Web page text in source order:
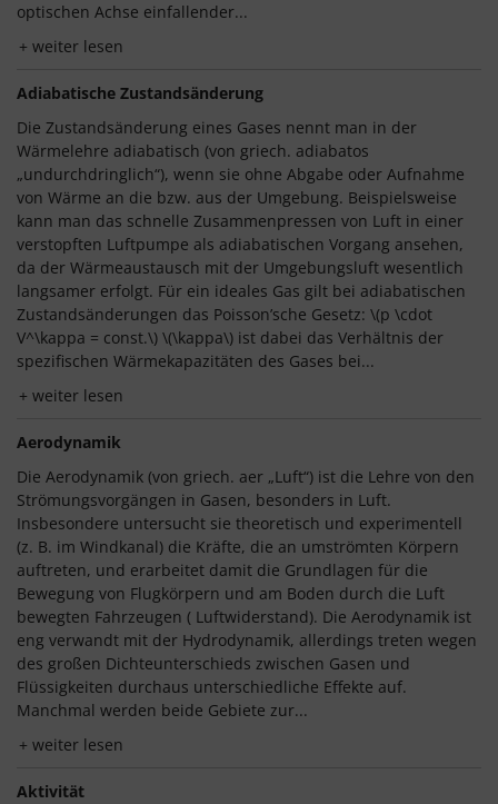
optischen Achse einfallender...
weiter lesen
Adiabatische Zustandsänderung
Die Zustandsänderung eines Gases nennt man in der
Wärmelehre adiabatisch (von griech. adiabatos
„undurchdringlich“), wenn sie ohne Abgabe oder Aufnahme
von Wärme an die bzw. aus der Umgebung. Beispielsweise
kann man das schnelle Zusammenpressen von Luft in einer
verstopften Luftpumpe als adiabatischen Vorgang ansehen,
da der Wärmeaustausch mit der Umgebungsluft wesentlich
langsamer erfolgt. Für ein ideales Gas gilt bei adiabatischen
Zustandsänderungen das Poisson’sche Gesetz: \(p \cdot
V^\kappa = const.\) \(\kappa\) ist dabei das Verhältnis der
spezifischen Wärmekapazitäten des Gases bei...
weiter lesen
Aerodynamik
Die Aerodynamik (von griech. aer „Luft“) ist die Lehre von den
Strömungsvorgängen in Gasen, besonders in Luft.
Insbesondere untersucht sie theoretisch und experimentell
(z. B. im Windkanal) die Kräfte, die an umströmten Körpern
auftreten, und erarbeitet damit die Grundlagen für die
Bewegung von Flugkörpern und am Boden durch die Luft
bewegten Fahrzeugen ( Luftwiderstand). Die Aerodynamik ist
eng verwandt mit der Hydrodynamik, allerdings treten wegen
des großen Dichteunterschieds zwischen Gasen und
Flüssigkeiten durchaus unterschiedliche Effekte auf.
Manchmal werden beide Gebiete zur...
weiter lesen
Aktivität